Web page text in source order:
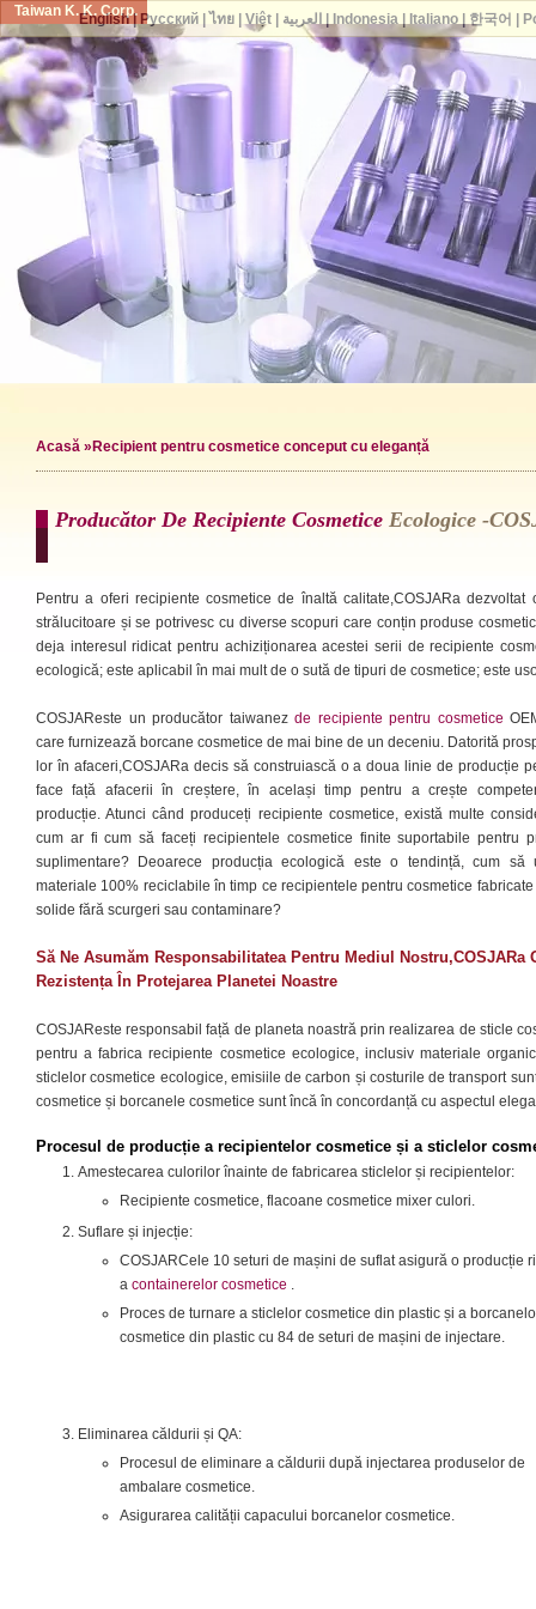
Taiwan K. K. Corp.
Acasă »Recipient pentru cosmetice conceput cu eleganță
Producător De Recipiente Cosmetice Ecologice -
Pentru a oferi recipiente cosmetice de înaltă calitate,COSJARa
strălucitoare și se potrivesc cu diverse scopuri care conțin produse
deja interesul ridicat pentru achiziționarea acestei serii de recipiente
ecologică; este aplicabil în mai mult de o sută de tipuri de cosmetice; este
COSJAReste un producător taiwanez de recipiente pentru cosmetice
care furnizează borcane cosmetice de mai bine de un deceniu. Datorită
lor în afaceri,COSJARa decis să construiască o a doua linie de producție
face față afacerii în creștere, în același timp pentru a crește
producție. Atunci când produceți recipiente cosmetice, există multe
cum ar fi cum să faceți recipientele cosmetice finite suportabile pentru
suplimentare? Deoarece producția ecologică este o tendință, cum să
materiale 100% reciclabile în timp ce recipientele pentru cosmetice
solide fără scurgeri sau contaminare?
Să Ne Asumăm Responsabilitatea Pentru Mediul Nostru,COSJARa
Rezistența În Protejarea Planetei Noastre
COSJAReste responsabil față de planeta noastră prin realizarea de sticle
pentru a fabrica recipiente cosmetice ecologice, inclusiv materiale
sticlelor cosmetice ecologice, emisiile de carbon și costurile de transport
cosmetice și borcanele cosmetice sunt încă în concordanță cu aspectul
Procesul de producție a recipientelor cosmetice și a sticlelor
Amestecarea culorilor înainte de fabricarea sticlelor și recipientelor:
Recipiente cosmetice, flacoane cosmetice mixer culori.
Suflare și injecție:
COSJARCele 10 seturi de mașini de suflat asigură o producție
a containerelor cosmetice .
Proces de turnare a sticlelor cosmetice din plastic și a
cosmetice din plastic cu 84 de seturi de mașini de injectare.
Eliminarea căldurii și QA:
Procesul de eliminare a căldurii după injectarea produselor de
ambalare cosmetice.
Asigurarea calității capacului borcanelor cosmetice.
English| Русский| ไทย| Việt| العربية Indonesia| Italiano| 한국어